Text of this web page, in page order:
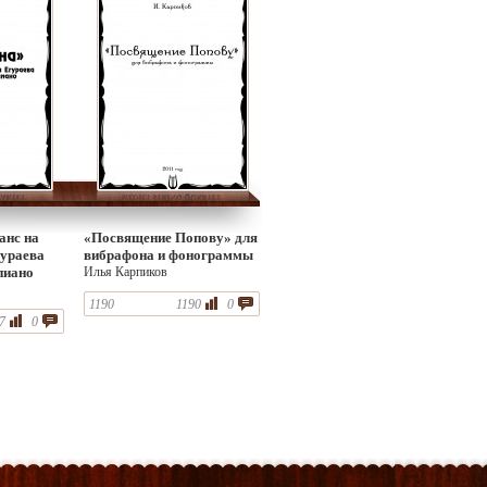
на
0
«Посвящение Попову» для
вибрафона и фонограммы
Илья Карпиков
1190 0
1190